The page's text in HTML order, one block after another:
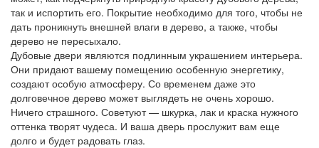
так и испортить его. Покрытие необходимо для того, чтобы не
дать проникнуть внешней влаги в дерево, а также, чтобы
дерево не пересыхало.
Дубовые двери являются подлинным украшением интерьера.
Они придают вашему помещению особенную энергетику,
создают особую атмосферу. Со временем даже это
долговечное дерево может выглядеть не очень хорошо.
Ничего страшного. Советуют — шкурка, лак и краска нужного
оттенка творят чудеса. И ваша дверь прослужит вам еще
долго и будет радовать глаз.